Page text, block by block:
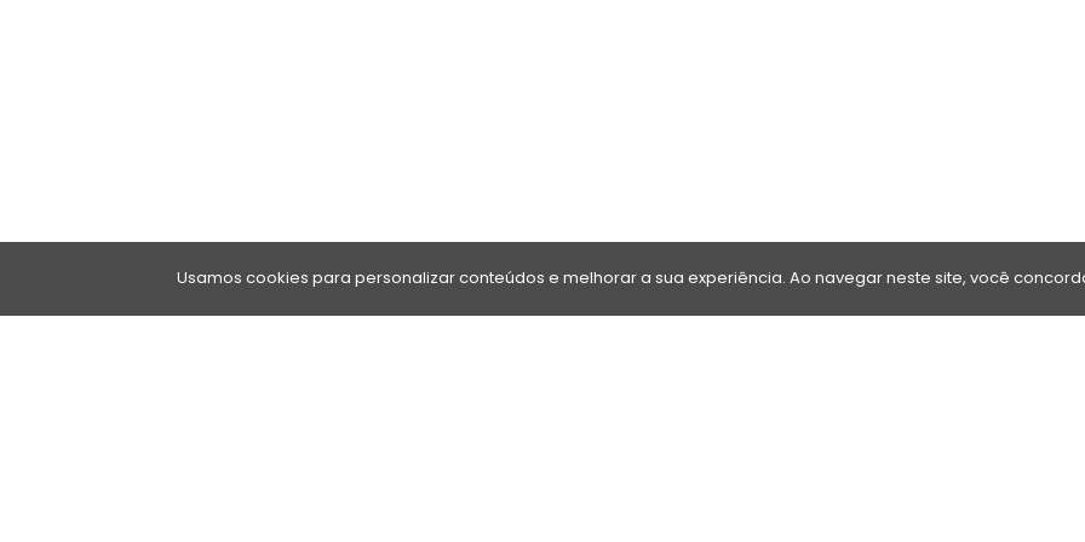
Usamos cookies para personalizar conteúdos e melhorar a sua experiência. Ao navegar neste site, você